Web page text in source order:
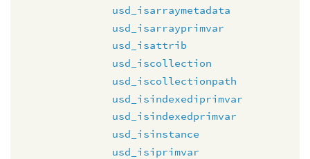
usd_isarraymetadata
usd_isarrayprimvar
usd_isattrib
usd_iscollection
usd_iscollectionpath
usd_isindexediprimvar
usd_isindexedprimvar
usd_isinstance
usd_isiprimvar